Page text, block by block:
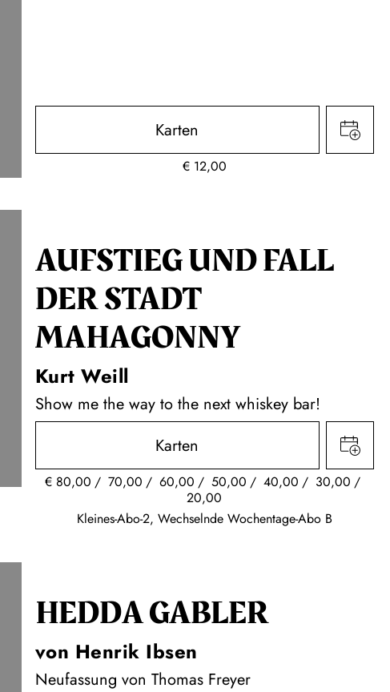
Karten
€ 12,00
AUFSTIEG UND FALL
DER STADT
MAHAGONNY
Kurt Weill
Show me the way to the next whiskey bar!
Karten
€ 80,00 70,00 60,00 50,00 40,00
30,00
20,00
Kleines-Abo-2, Wechselnde Wochentage-Abo B
HEDDA GABLER
von Henrik Ibsen
Neufassung von Thomas Freyer